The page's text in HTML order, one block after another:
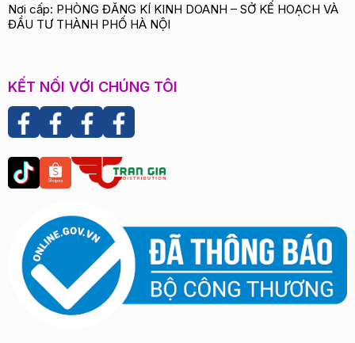
Nơi cấp: PHÒNG ĐĂNG KÍ KINH DOANH – SỞ KẾ HOẠCH VÀ
ĐẦU TƯ THÀNH PHỐ HÀ NỘI
KẾT NỐI VỚI CHÚNG TÔI